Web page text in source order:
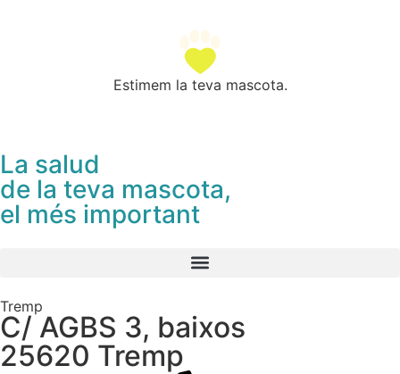
Estimem la teva mascota.
La salud
de la teva mascota,
el més important
Tremp
C/ AGBS 3, baixos
25620 Tremp